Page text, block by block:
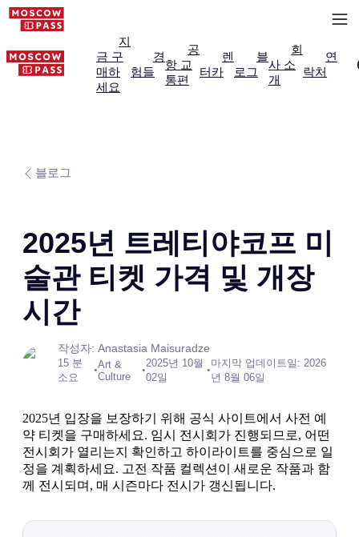
지
금 구
매하
세요
경
험들
공
항 교
통편
렌
터카
블
로그
회
사 소
개
연
락처
블로그
2025년 트레티야코프 미
술관 티켓 가격 및 개장
시간
작성자: Anastasia Maisuradze
15 분
소요
•Art &
Culture
•
2025년 10월
02일
•
마지막 업데이트일: 2026
년 8월 06일
2025년 입장을 보장하기 위해 공식 사이트에서 사전 예
약 티켓을 구매하세요. 임시 전시회가 진행되므로, 어떤
전시회가 열리는지 확인하고 하이라이트를 중심으로 일
정을 계획하세요. 고전 작품 컬렉션이 새로운 작품과 함
께 전시되며, 매 시즌마다 전시가 갱신됩니다.